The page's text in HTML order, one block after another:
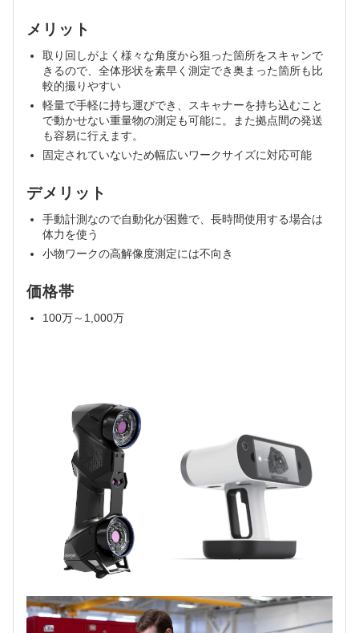
メリット
取り回しがよく様々な角度から狙った箇所をスキャンで
きるので、全体形状を素早く測定でき奥まった箇所も比
較的撮りやすい
軽量で手軽に持ち運びでき、スキャナーを持ち込むこと
で動かせない重量物の測定も可能に。また拠点間の発送
も容易に行えます。
固定されていないため幅広いワークサイズに対応可能
デメリット
手動計測なので自動化が困難で、長時間使用する場合は
体力を使う
小物ワークの高解像度測定には不向き
価格帯
100万～1,000万